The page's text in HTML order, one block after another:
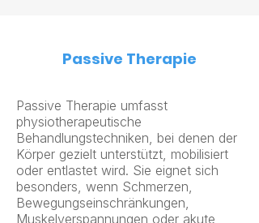
Passive Therapie
Passive Therapie umfasst
physiotherapeutische
Behandlungstechniken, bei denen der
Körper gezielt unterstützt, mobilisiert
oder entlastet wird. Sie eignet sich
besonders, wenn Schmerzen,
Bewegungseinschränkungen,
Muskelverspannungen oder akute